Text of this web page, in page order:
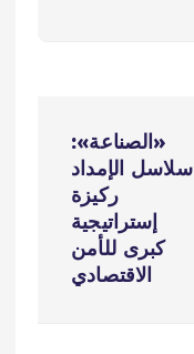
«الصناعة»:
سلاسل الإمداد
ركيزة
إستراتيجية
كبرى للأمن
الاقتصادي